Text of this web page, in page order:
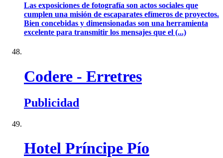
Las exposiciones de fotografía son actos sociales que
cumplen una misión de escaparates efímeros de proyectos.
Bien concebidas y dimensionadas son una herramienta
excelente para transmitir los mensajes que el (...)
Codere - Erretres
Publicidad
Hotel Príncipe Pío